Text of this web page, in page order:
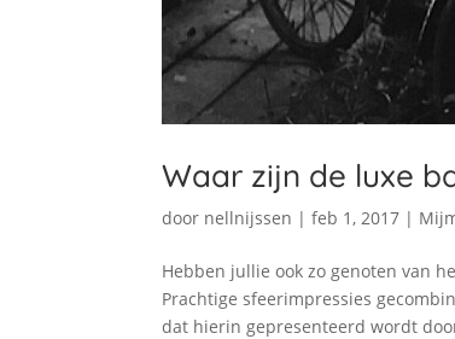
Waar zijn de luxe
door nellnijssen |feb 1, 2017 |
Hebben jullie ook zo genoten van
Prachtige sfeerimpressies
dat hierin gepresenteerd wordt